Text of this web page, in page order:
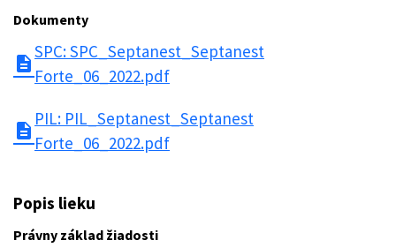
Dokumenty
description
SPC: SPC_Septanest_Septanest
Forte_06_2022.pdf
description
PIL: PIL_Septanest_Septanest
Forte_06_2022.pdf
Popis lieku
Právny základ žiadosti